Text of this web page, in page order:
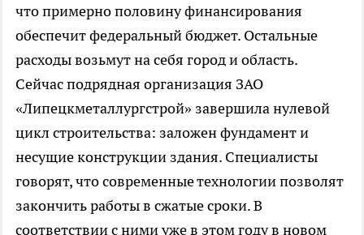
что примерно половину финансирования
обеспечит федеральный бюджет. Остальные
расходы возьмут на себя город и область.
Сейчас подрядная организация ЗАО
«Липецкметаллургстрой» завершила нулевой
цикл строительства: заложен фундамент и
несущие конструкции здания. Специалисты
говорят, что современные технологии позволят
закончить работы в сжатые сроки. В
соответствии с ними уже в этом году в новом